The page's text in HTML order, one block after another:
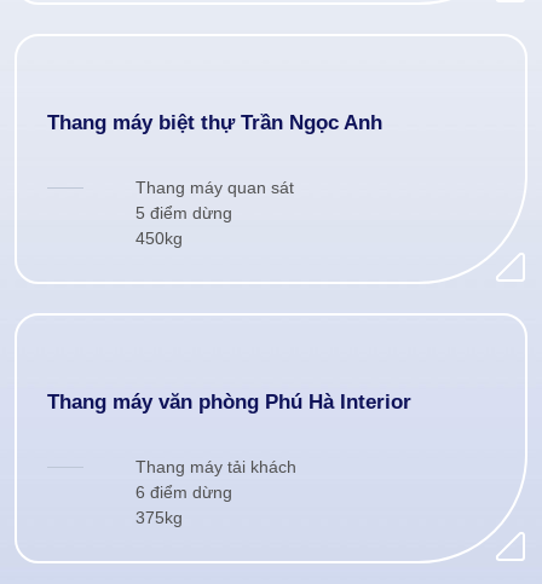
Thang máy biệt thự Trần Ngọc Anh
Thang máy quan sát
5 điểm dừng
450kg
Thang máy văn phòng Phú Hà Interior
Thang máy tải khách
6 điểm dừng
375kg